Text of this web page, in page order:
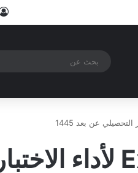
خطوات التسجيل في برنامج Exmplify لأداء الاختبار